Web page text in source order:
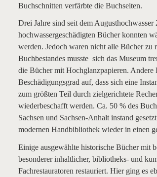
Buchschnitten verfärbte die Buchseiten.
Drei Jahre sind seit dem
hochwassergeschädigten Bücher konnten
werden. Jedoch waren nicht alle Bücher zu
Buchbestandes musste sich das Museum
die Bücher mit Hochglanzpapieren. Andere
Beschädigungsgrad auf, dass sich eine
zum größten Teil durch zielgerichtete
wiederbeschafft werden. Ca. 50 % des
Sachsen und Sachsen-Anhalt instand
modernen Handbibliothek wieder in einen
Einige ausgewählte historische Bücher mit
besonderer inhaltlicher, bibliotheks- und
Fachrestauratoren restauriert. Hier ging es